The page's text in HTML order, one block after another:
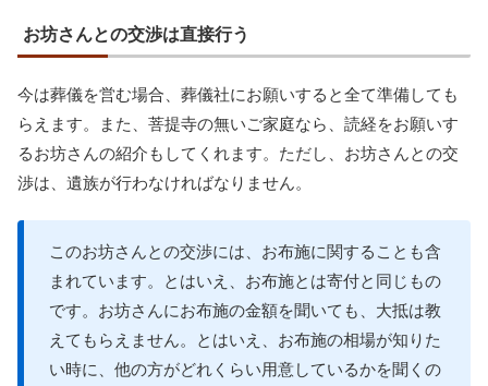
お坊さんとの交渉は直接行う
今は葬儀を営む場合、葬儀社にお願いすると全て準備しても
らえます。また、菩提寺の無いご家庭なら、読経をお願いす
るお坊さんの紹介もしてくれます。ただし、お坊さんとの交
渉は、遺族が行わなければなりません。
このお坊さんとの交渉には、お布施に関することも含
まれています。とはいえ、お布施とは寄付と同じもの
です。お坊さんにお布施の金額を聞いても、大抵は教
えてもらえません。とはいえ、お布施の相場が知りた
い時に、他の方がどれくらい用意しているかを聞くの